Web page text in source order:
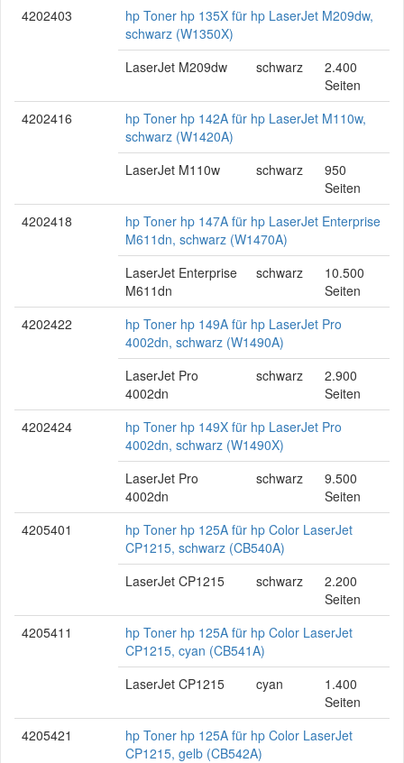
4202403
hp Toner hp 135X für hp LaserJet M209dw,
schwarz (W1350X)
LaserJet M209dw
schwarz
2.400
Seiten
4202416
hp Toner hp 142A für hp LaserJet M110w,
schwarz (W1420A)
LaserJet M110w
schwarz
950
Seiten
4202418
hp Toner hp 147A für hp LaserJet Enterprise
M611dn, schwarz (W1470A)
LaserJet Enterprise
M611dn
schwarz
10.500
Seiten
4202422
hp Toner hp 149A für hp LaserJet Pro
4002dn, schwarz (W1490A)
LaserJet Pro
4002dn
schwarz
2.900
Seiten
4202424
hp Toner hp 149X für hp LaserJet Pro
4002dn, schwarz (W1490X)
LaserJet Pro
4002dn
schwarz
9.500
Seiten
4205401
hp Toner hp 125A für hp Color LaserJet
CP1215, schwarz (CB540A)
LaserJet CP1215
schwarz
2.200
Seiten
4205411
hp Toner hp 125A für hp Color LaserJet
CP1215, cyan (CB541A)
LaserJet CP1215
cyan
1.400
Seiten
4205421
hp Toner hp 125A für hp Color LaserJet
CP1215, gelb (CB542A)